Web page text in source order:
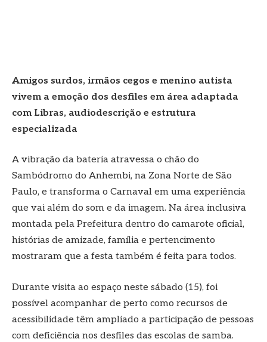
Amigos surdos, irmãos cegos e menino autista
vivem a emoção dos desfiles em área adaptada
com Libras, audiodescrição e estrutura
especializada
A vibração da bateria atravessa o chão do
Sambódromo do Anhembi, na Zona Norte de São
Paulo, e transforma o Carnaval em uma experiência
que vai além do som e da imagem. Na área inclusiva
montada pela Prefeitura dentro do camarote oficial,
histórias de amizade, família e pertencimento
mostraram que a festa também é feita para todos.
Durante visita ao espaço neste sábado (15), foi
possível acompanhar de perto como recursos de
acessibilidade têm ampliado a participação de pessoas
com deficiência nos desfiles das escolas de samba.